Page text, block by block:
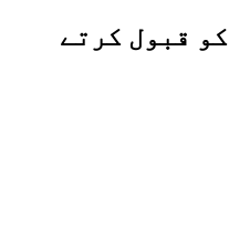
4 / 4 بروکرز Pākistān کو قبول کرتے